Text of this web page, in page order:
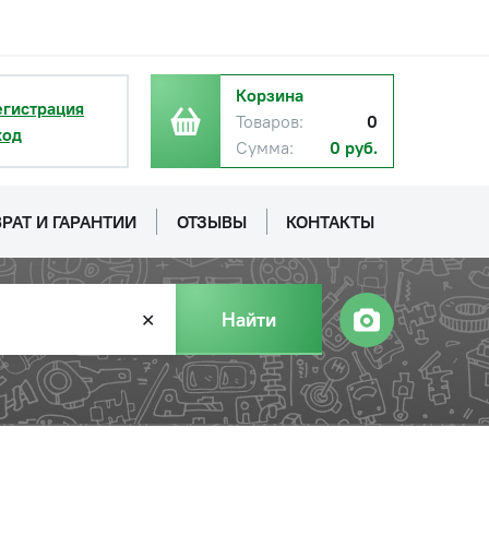
Корзина
Товаров:
0
Сумма:
0 руб.
И ГАРАНТИИ ОТЗЫВЫ КОНТАКТЫ
✕ Найти
НДС
Купить
+ Купить